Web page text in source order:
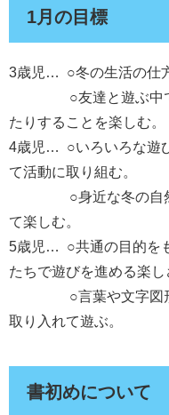
1月の目標
3歳児… ○冬の生活の仕
○友達と遊ぶ中で、
たりすることを楽しむ。
4歳児… ○いろいろな遊
て活動に取り組む。
○身近な冬の自然現
て楽しむ。
5歳児… ○共通の目的を
たちで遊びを進める楽し
○言葉や文字図形な
取り入れて遊ぶ。
書初めについて